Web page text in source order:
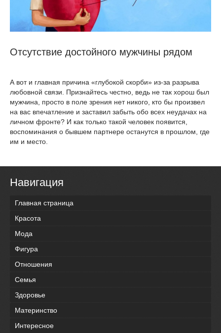
Отсутствие достойного мужчины рядом
А вот и главная причина «глубокой скорби» из-за разрыва
любовной связи. Признайтесь честно, ведь не так хорош был
мужчина, просто в поле зрения нет никого, кто бы произвел
на вас впечатление и заставил забыть обо всех неудачах на
личном фронте? И как только такой человек появится,
воспоминания о бывшем партнере останутся в прошлом, где
им и место.
Навигация
Главная страница
Красота
Мода
Фигура
Отношения
Семья
Здоровье
Материнство
Интересное